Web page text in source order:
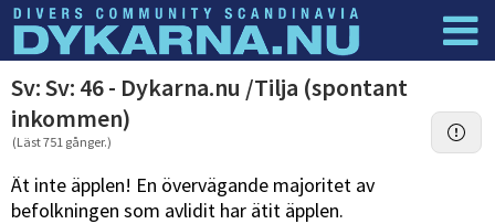
Dyknyheter Logga in
Sv: Sv: 46 - Dykarna.nu /Tilja (spontant
inkommen)
(Läst 751 gånger.)
Ät inte äpplen! En övervägande majoritet av
befolkningen som avlidit har ätit äpplen.